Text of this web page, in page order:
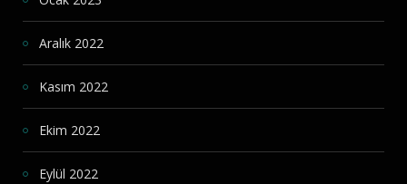
Aralık 2022
Kasım 2022
Ekim 2022
Eylül 2022